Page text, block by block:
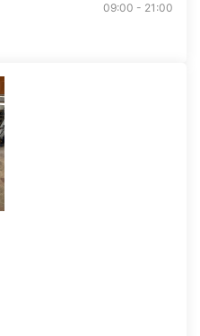
09:00 - 21:00